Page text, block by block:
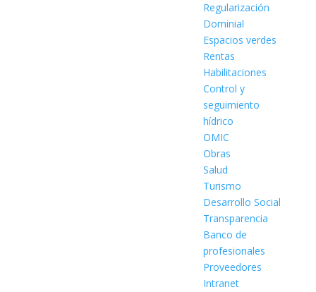
Regularización
Dominial
Espacios verdes
Rentas
Habilitaciones
Control y
seguimiento
hídrico
OMIC
Obras
Salud
Turismo
Desarrollo Social
Transparencia
Banco de
profesionales
Proveedores
Intranet